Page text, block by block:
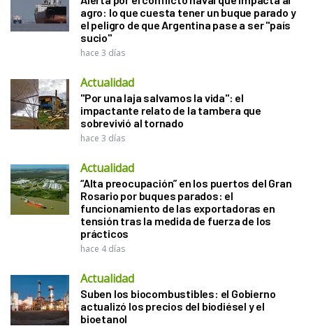
agro: lo que cuesta tener un buque parado y
el peligro de que Argentina pase a ser "país
sucio"
hace 3 días
Actualidad
"Por una laja salvamos la vida": el
impactante relato de la tambera que
sobrevivió al tornado
hace 3 días
Actualidad
“Alta preocupación” en los puertos del Gran
Rosario por buques parados: el
funcionamiento de las exportadoras en
tensión tras la medida de fuerza de los
prácticos
hace 4 días
Actualidad
Suben los biocombustibles: el Gobierno
actualizó los precios del biodiésel y el
bioetanol